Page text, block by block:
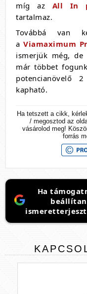
míg az All In
tartalmaz.
Továbbá van
a Viamaximum
ismerjük még, de
már többet
potencianövelő
kapható.
Ha tetszett a cikk,
/ megosztod az
vásárolod meg!
forrás
Ha